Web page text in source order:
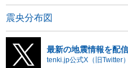
震央分布図
最新の地震情報を配信
tenki.jp公式X（旧Twitter